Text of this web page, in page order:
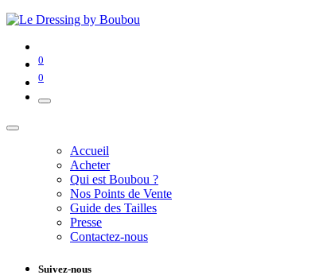
0
0
Accueil
Acheter
Qui est Boubou ?
Nos Points de Vente
Guide des Tailles
Presse
Contactez-nous
Suivez-nous